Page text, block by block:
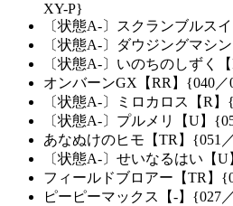
XY-P}
〔状態A-〕スクランブルス
〔状態A-〕ダウジングマシ
〔状態A-〕いのちのしずく
オンバーンGX【RR】{040／
〔状態A-〕ミロカロス【R】
〔状態A-〕プルメリ【U】
あなぬけのヒモ【TR】{051
〔状態A-〕せいなるはい【
フィールドブロアー【TR】
ピーピーマックス【-】{027